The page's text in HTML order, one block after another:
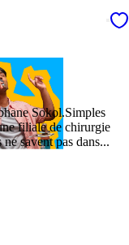
Sokol.Simples
filiale de chirurgie
savent pas dans...